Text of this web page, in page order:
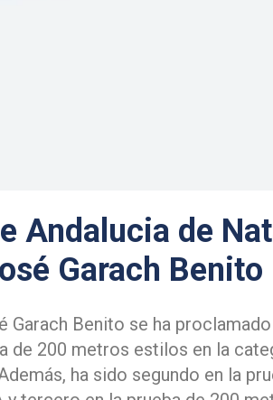
Andalucia de
Garach Benito
Garach Benito se ha
de 200 metros estilos en la
ha sido segundo en la